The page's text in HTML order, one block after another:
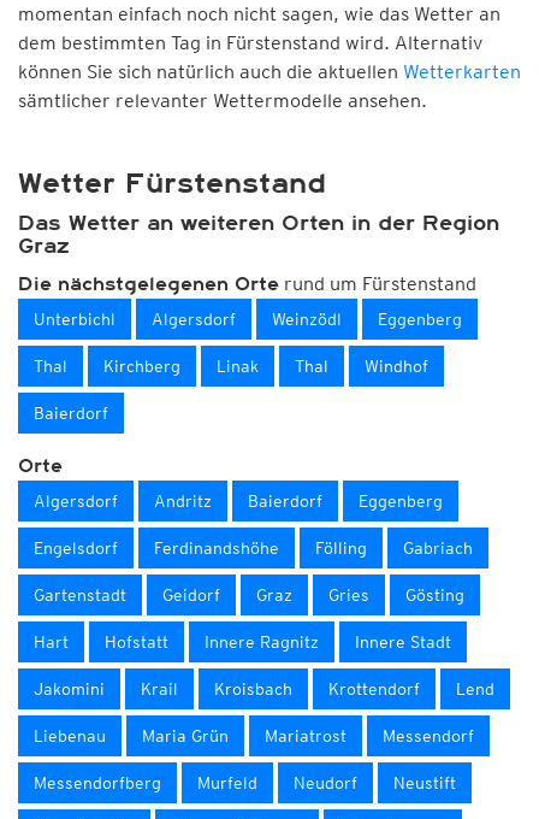
momentan einfach noch nicht sagen, wie das Wetter an
dem bestimmten Tag in Fürstenstand wird. Alternativ
können Sie sich natürlich auch die aktuellen Wetterkarten
sämtlicher relevanter Wettermodelle ansehen.
Wetter Fürstenstand
Das Wetter an weiteren Orten in der Region
Graz
Die nächstgelegenen Orte rund um Fürstenstand
Unterbichl Algersdorf Weinzödl Eggenberg
Thal Kirchberg Linak Thal Windhof
Baierdorf
Orte
Algersdorf Andritz Baierdorf Eggenberg
Engelsdorf Ferdinandshöhe Fölling Gabriach
Gartenstadt Geidorf Graz Gries Gösting
Hart Hofstatt Innere Ragnitz Innere Stadt
Jakomini Krail Kroisbach Krottendorf Lend
Liebenau Maria Grün Mariatrost Messendorf
Messendorfberg Murfeld Neudorf Neustift